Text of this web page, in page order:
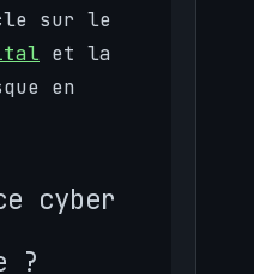
sur le
et la
en
cyber
?